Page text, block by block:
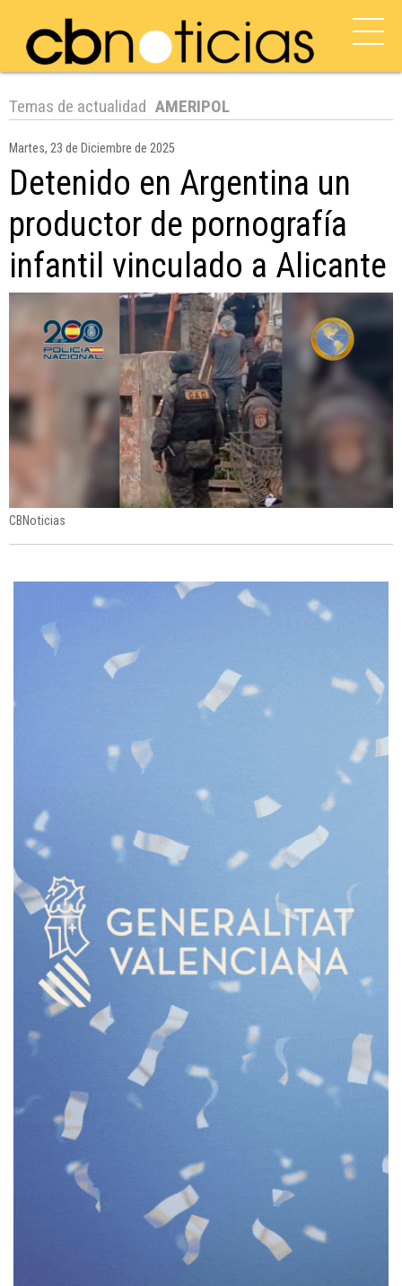
Temas de actualidad AMERIPOL
Martes, 23 de Diciembre de 2025
Detenido en Argentina un
productor de pornografía
infantil vinculado a Alicante
CBNoticias